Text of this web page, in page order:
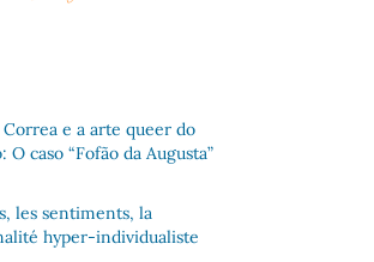
Correa e a arte queer do
O caso “Fofão da Augusta”
les sentiments, la
hyper-individualiste